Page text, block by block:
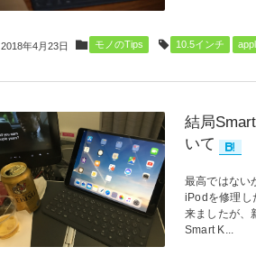
2018年4月23日 モノのTips 10.5インチ
結局
いて
最高ではない
iPodを修理し
来ましたが、
Smart K...